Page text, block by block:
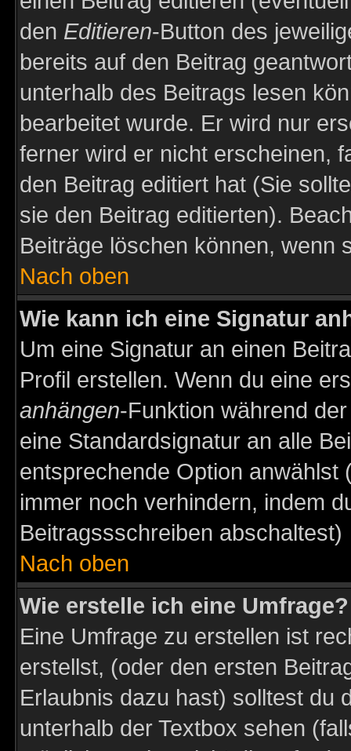
den Editieren-Button des
bereits auf den Beitrag
unterhalb des Beitrags lesen
bearbeitet wurde. Er wird nur
ferner wird er nicht erscheinen,
den Beitrag editiert hat (Sie
sie den Beitrag editierten).
Beiträge löschen können, wenn
Nach oben
Wie kann ich eine Signatur
Um eine Signatur an einen
Profil erstellen. Wenn du eine
anhängen-Funktion während
eine Standardsignatur an alle
entsprechende Option anwählst
immer noch verhindern, indem
Beitragssschreiben abschaltest)
Nach oben
Wie erstelle ich eine Umfrage?
Eine Umfrage zu erstellen ist
erstellst, (oder den ersten
Erlaubnis dazu hast) solltest du
unterhalb der Textbox sehen